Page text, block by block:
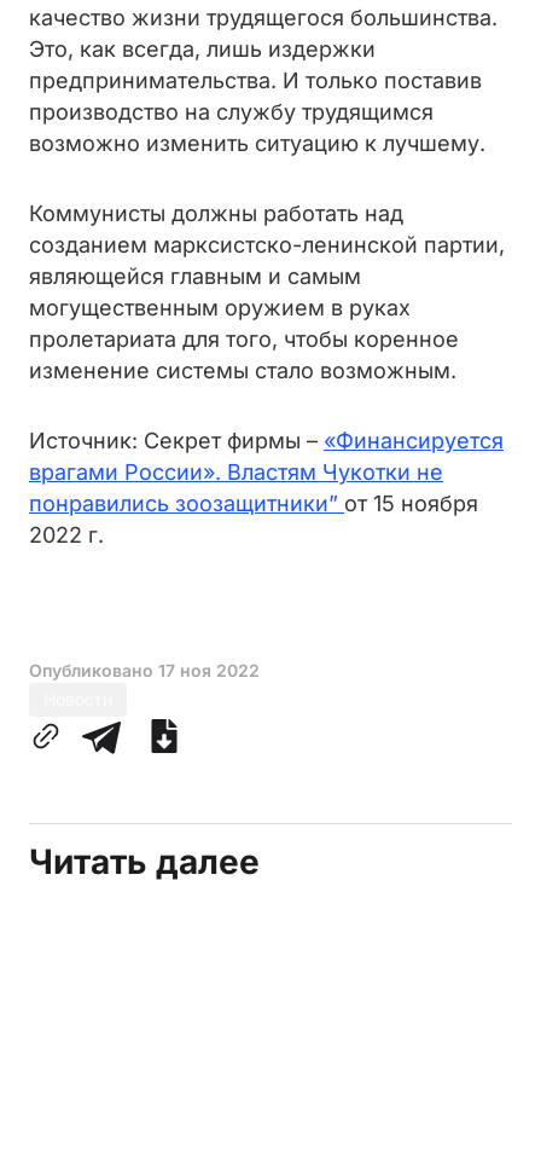
качество жизни трудящегося большинства.
Это, как всегда, лишь издержки
предпринимательства. И только поставив
производство на службу трудящимся
возможно изменить ситуацию к лучшему.
Коммунисты должны работать над
созданием марксистско-ленинской партии,
являющейся главным и самым
могущественным оружием в руках
пролетариата для того, чтобы коренное
изменение системы стало возможным.
Источник: Секрет фирмы – «Финансируется
врагами России». Властям Чукотки не
понравились зоозащитники” от 15 ноября
2022 г.
Опубликовано 17 ноя 2022
Читать далее